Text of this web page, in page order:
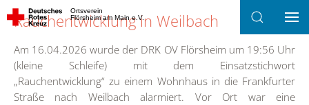
Ortsverein
Flörsheim am Main e.V.
Rauchentwicklung in Weilbach
Am 16.04.2026 wurde der DRK OV Flörsheim um 19:56 Uhr
(kleine Schleife) mit dem Einsatzstichwort
„Rauchentwicklung“ zu einem Wohnhaus in die Frankfurter
Straße nach Weilbach alarmiert. Vor Ort war eine